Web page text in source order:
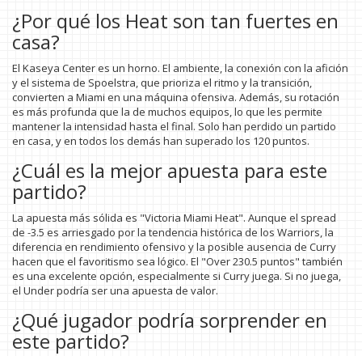
¿Por qué los Heat son tan fuertes en
casa?
El Kaseya Center es un horno. El ambiente, la conexión con la afición
y el sistema de Spoelstra, que prioriza el ritmo y la transición,
convierten a Miami en una máquina ofensiva. Además, su rotación
es más profunda que la de muchos equipos, lo que les permite
mantener la intensidad hasta el final. Solo han perdido un partido
en casa, y en todos los demás han superado los 120 puntos.
¿Cuál es la mejor apuesta para este
partido?
La apuesta más sólida es "Victoria Miami Heat". Aunque el spread
de -3.5 es arriesgado por la tendencia histórica de los Warriors, la
diferencia en rendimiento ofensivo y la posible ausencia de Curry
hacen que el favoritismo sea lógico. El "Over 230.5 puntos" también
es una excelente opción, especialmente si Curry juega. Si no juega,
el Under podría ser una apuesta de valor.
¿Qué jugador podría sorprender en
este partido?